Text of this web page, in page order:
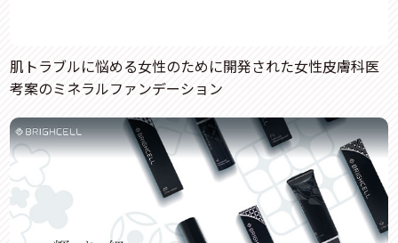
肌トラブルに悩める女性のために開発された女性皮膚科医
考案のミネラルファンデーション